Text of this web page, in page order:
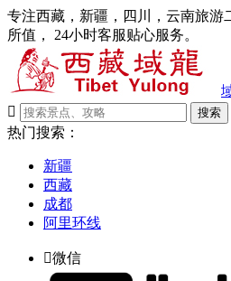
专注西藏，新疆，四川，云南旅游
所值， 24小时客服贴心服务。

搜索
热门搜索：
新疆
西藏
成都
阿里环线
微信